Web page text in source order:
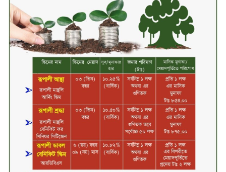
মাধবপুর গৃহবধূর ঝুলন্ত মরদেহ উদ্ধার
করছে পুলিশ
চ্যানেল আইয়ের ‘আমরাই বাংলাদেশ’
টকশোতে সাইফুল ইসলাম সোহেল ও
চিত্রনায়ক ডিএ তায়েব
টাঙ্গাইলে নিহত বাস মালিকদের
পরিবারকে অনুদান ও সম্মাননা প্রদান